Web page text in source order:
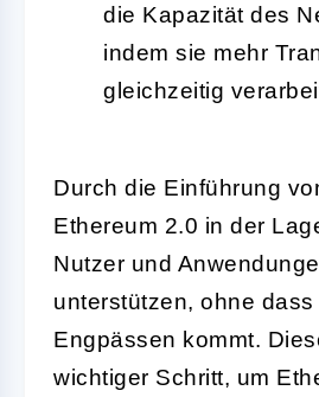
die Kapazität des
indem sie mehr
gleichzeitig
Durch die Einführung
Ethereum 2.0 in der
Nutzer und
unterstützen, ohne dass
Engpässen kommt.
wichtiger Schritt, um